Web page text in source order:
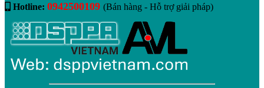
Hotline: 0942500109 (Bán hàng - Hỗ trợ giải pháp)